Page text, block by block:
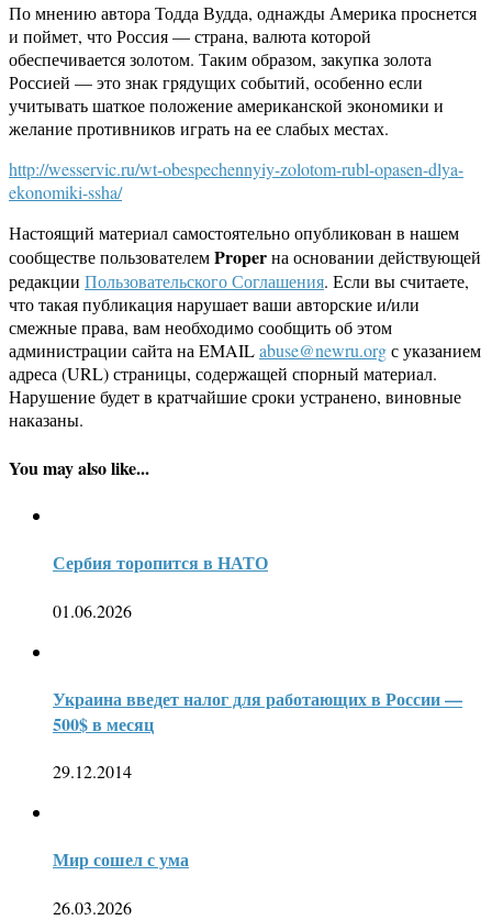
По мнению автора Тодда Вудда, однажды Америка проснется
и поймет, что Россия — страна, валюта которой
обеспечивается золотом. Таким образом, закупка золота
Россией — это знак грядущих событий, особенно если
учитывать шаткое положение американской экономики и
желание противников играть на ее слабых местах.
http://wesservic.ru/wt-obespechennyiy-zolotom-rubl-opasen-dlya-
ekonomiki-ssha/
Настоящий материал самостоятельно опубликован в нашем
сообществе пользователемProperна основании действующей
редакции Пользовательского Соглашения. Если вы считаете,
что такая публикация нарушает ваши авторские и/или
смежные права, вам необходимо сообщить об этом
администрации сайта на EMAILabuse@newru.orgс указанием
адреса (URL) страницы, содержащей спорный материал.
Нарушение будет в кратчайшие сроки устранено, виновные
наказаны.
You may also like...
Сербия торопится в НАТО
01.06.2026
Украина введет налог для работающих в России —
500$ в месяц
29.12.2014
Мир сошел с ума
26.03.2026